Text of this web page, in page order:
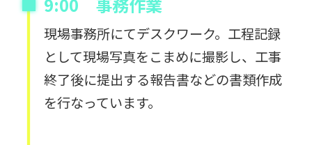
現場事務所にてデスクワーク。工程記録
として現場写真をこまめに撮影し、工事
終了後に提出する報告書などの書類作成
を行なっています。